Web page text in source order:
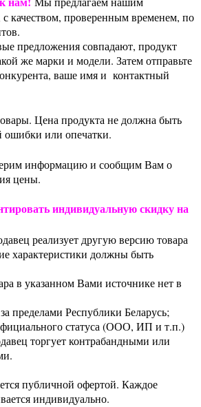
качеством, проверенным временем, по
предложения совпадают, продукт
же марки и модели. Затем отправьте
ваше имя и контактный
Цена продукта не должна быть
ошибки или опечатки.
информацию и сообщим Вам о
цены.
индивидуальную скидку на
реализует другую версию товара
характеристики должны быть
в указанном Вами источнике нет в
пределами Республики Беларусь;
статуса (ООО, ИП и т.п.)
торгует контрабандными или
публичной офертой. Каждое
индивидуально.